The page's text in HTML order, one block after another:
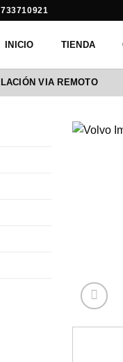
INICIO TIENDA
VIA REMOTO